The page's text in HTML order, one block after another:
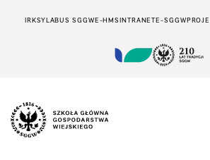
IRKSYLABUS SGGWE-HMSINTRANETE-SGGW